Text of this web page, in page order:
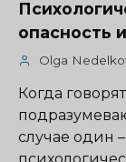
опасность
Olga
Когда
случае один